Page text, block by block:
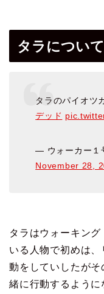
タラについて
タラのパイオツ
デッド
— ウォーカー１
November 28,
タラはウォーキン
いる人物で初めは、
動をしていしたがそ
緒に行動するように